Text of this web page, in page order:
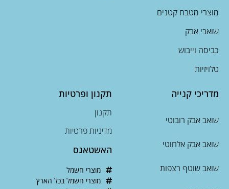
מוצרי מטבח קטנים
שואבי אבק
כביסה וייבוש
טלויזיות
מדריכי קנייה
שואב אבק רובוטי
שואב אבק אלחוטי
שואב שוטף רצפות
תקנון ופרטיות
תקנון
מדיניות פרטיות
האשטאגס
מוצרי חשמל
מוצרי חשמל בכל הארץ